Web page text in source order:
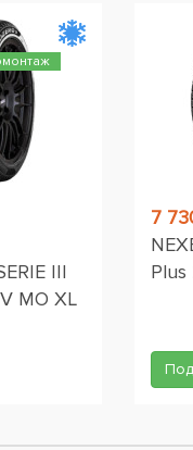
III
MO XL
7